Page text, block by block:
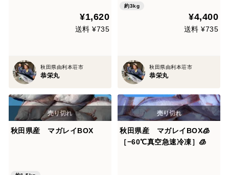
¥1,620
送料 ¥735
秋田県由利本荘市
恭栄丸
約3kg
¥4,400
送料 ¥735
秋田県由利本荘市
恭栄丸
秋田県産 マガレイBOX
秋田県産 マガレイBOX🧊
［−60℃真空急速冷凍］🧊